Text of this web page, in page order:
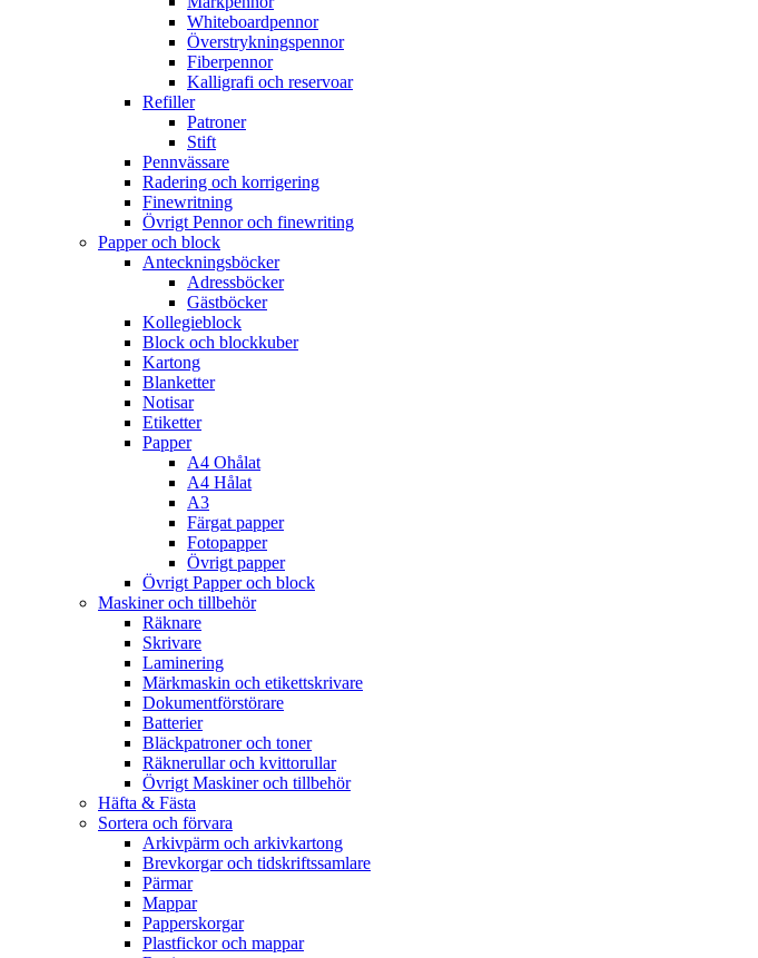
Whiteboardpennor
Överstrykningspennor
Fiberpennor
Kalligrafi och reservoar
Refiller
Patroner
Stift
Pennvässare
Radering och korrigering
Finewritning
Övrigt Pennor och finewriting
Papper och block
Anteckningsböcker
Adressböcker
Gästböcker
Kollegieblock
Block och blockkuber
Kartong
Blanketter
Notisar
Etiketter
Papper
A4 Ohålat
A4 Hålat
A3
Färgat papper
Fotopapper
Övrigt papper
Övrigt Papper och block
Maskiner och tillbehör
Räknare
Skrivare
Laminering
Märkmaskin och etikettskrivare
Dokumentförstörare
Batterier
Bläckpatroner och toner
Räknerullar och kvittorullar
Övrigt Maskiner och tillbehör
Häfta & Fästa
Sortera och förvara
Arkivpärm och arkivkartong
Brevkorgar och tidskriftssamlare
Pärmar
Mappar
Papperskorgar
Plastfickor och mappar